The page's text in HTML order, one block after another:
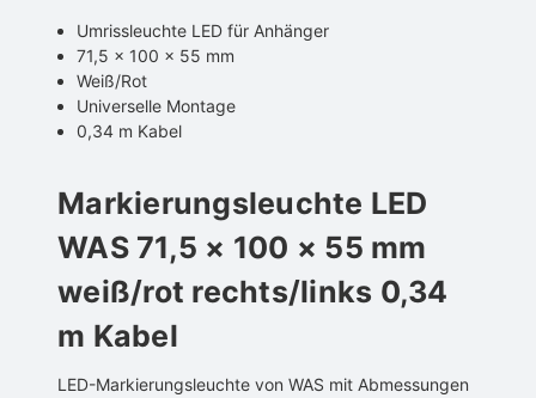
Umrissleuchte LED für Anhänger
71,5 × 100 × 55 mm
Weiß/Rot
Universelle Montage
0,34 m Kabel
Markierungsleuchte LED
WAS 71,5 × 100 × 55 mm
weiß/rot rechts/links 0,34
m Kabel
LED-Markierungsleuchte von WAS mit Abmessungen